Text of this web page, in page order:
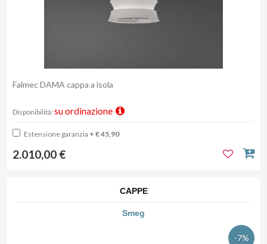
Falmec DAMA cappa a isola
Disponibilità: su ordinazione
Estensione garanzia + € 45,90
2.010,00 €
CAPPE
Smeg
-7%